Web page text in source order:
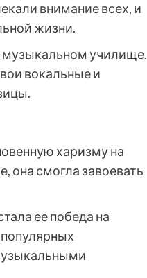
внимание всех, и
жизни.
музыкальном училище.
вокальные и
харизму на
она смогла завоевать
ее победа на